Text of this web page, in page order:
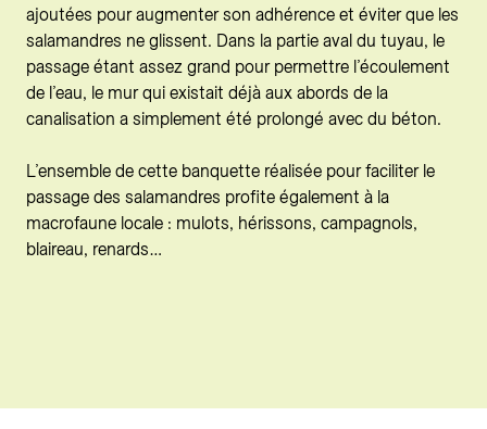
ajoutées pour augmenter son adhérence et éviter que les
salamandres ne glissent. Dans la partie aval du tuyau, le
passage étant assez grand pour permettre l’écoulement
de l’eau, le mur qui existait déjà aux abords de la
canalisation a simplement été prolongé avec du béton.
L’ensemble de cette banquette réalisée pour faciliter le
passage des salamandres profite également à la
macrofaune locale : mulots, hérissons, campagnols,
blaireau, renards…